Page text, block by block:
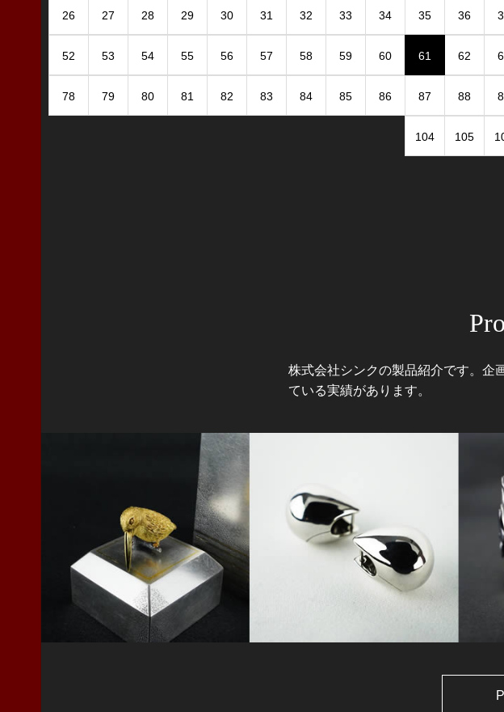
26 27 28 29 30 31 32 33 34 35 36
52 53 54 55 56 57 58 59 60 61 62
78 79 80 81 82 83 84 85 86 87 88
104 105
株式会社シンクの製品紹介です。企
ている実績があります。